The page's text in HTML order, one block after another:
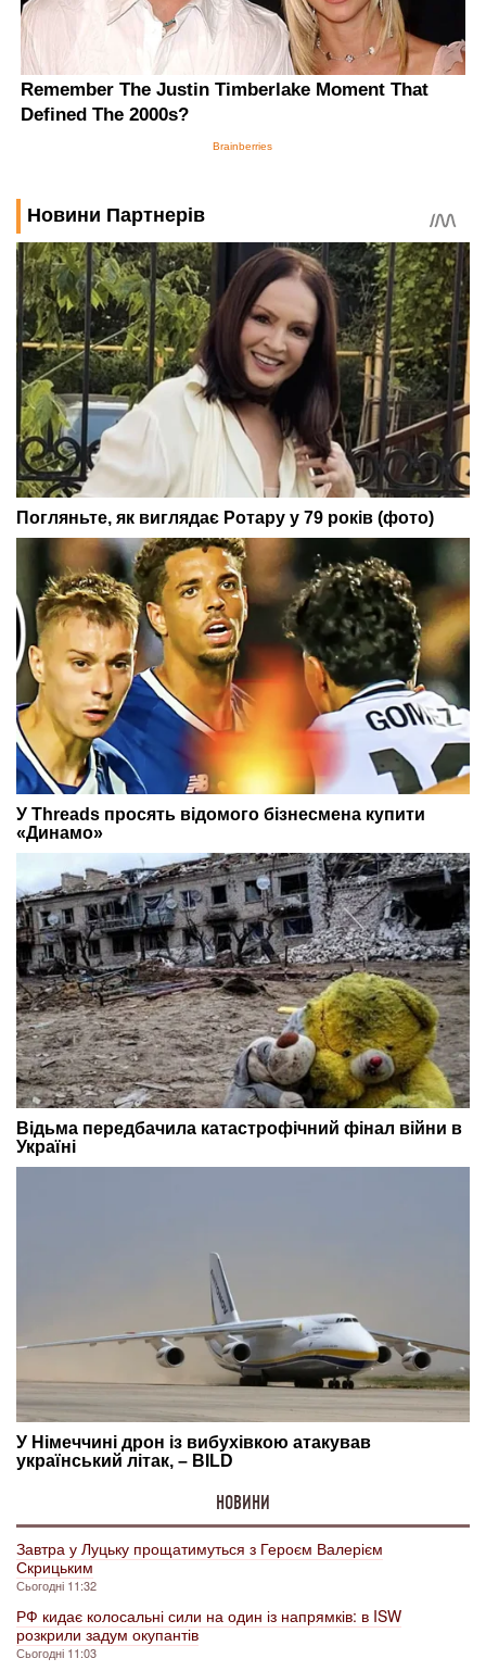
НОВИНИ
Завтра у Луцьку прощатимуться з Героєм Валерієм
Скрицьким
Сьогодні 11:32
РФ кидає колосальні сили на один із напрямків: в ISW
розкрили задум окупантів
Сьогодні 11:03